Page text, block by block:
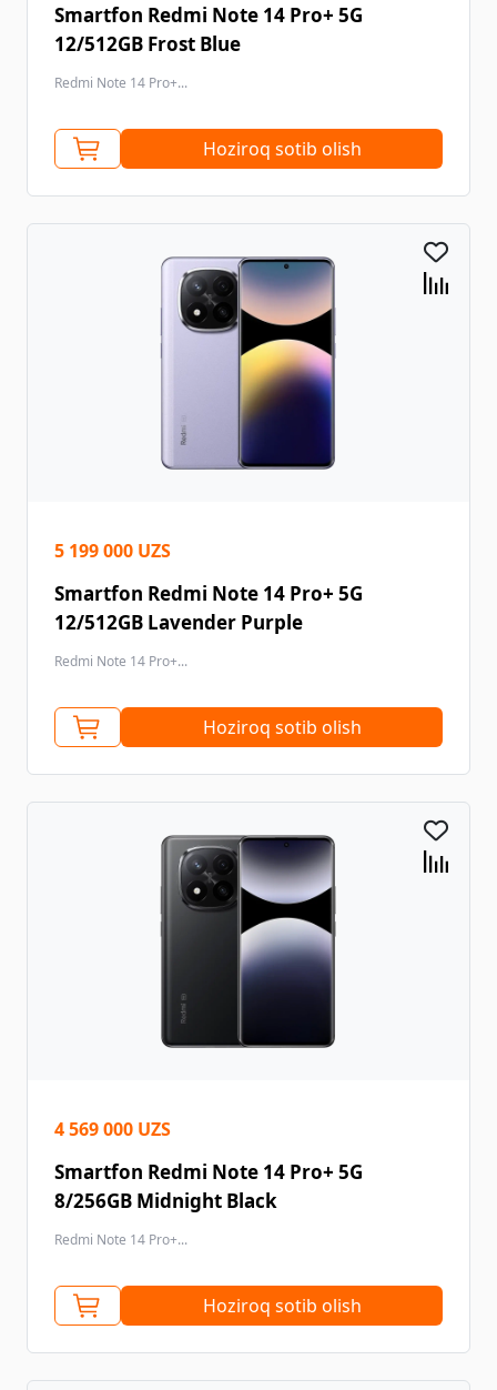
Smartfon Redmi Note 14 Pro+ 5G
12/512GB Frost Blue
Redmi Note 14 Pro+...
Hoziroq sotib olish
5 199 000 UZS
Smartfon Redmi Note 14 Pro+ 5G
12/512GB Lavender Purple
Redmi Note 14 Pro+...
Hoziroq sotib olish
4 569 000 UZS
Smartfon Redmi Note 14 Pro+ 5G
8/256GB Midnight Black
Redmi Note 14 Pro+...
Hoziroq sotib olish